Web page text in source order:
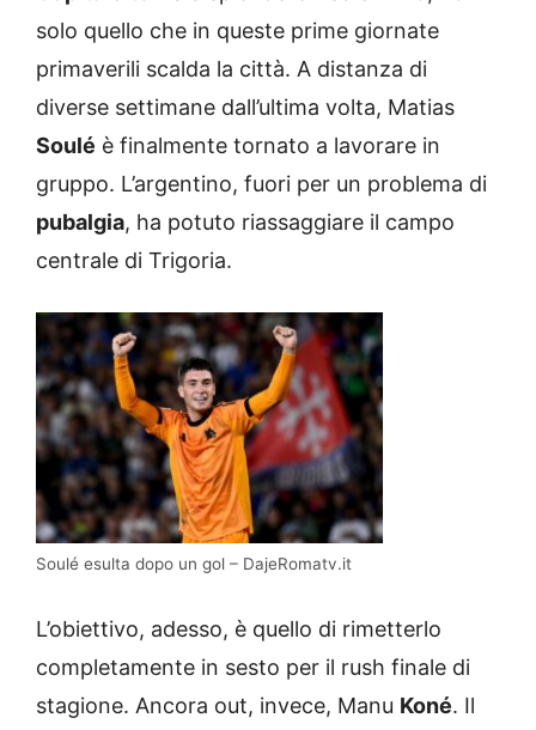
solo quello che in queste prime giornate
primaverili scalda la città. A distanza di
diverse settimane dall’ultima volta, Matias
Soulé è finalmente tornato a lavorare in
gruppo. L’argentino, fuori per un problema di
pubalgia, ha potuto riassaggiare il campo
centrale di Trigoria.
Soulé esulta dopo un gol – DajeRomatv.it
L’obiettivo, adesso, è quello di rimetterlo
completamente in sesto per il rush finale di
stagione. Ancora out, invece, Manu Koné. Il